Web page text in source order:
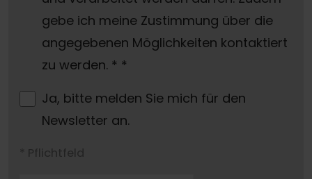
gebe ich meine Zustimmung über die
angegebenen Möglichkeiten kontaktiert
zu werden. * *
Ja, bitte melden Sie mich für den
Newsletter an.
* Pflichtfeld